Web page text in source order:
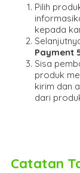
Pilih
kepada
Payment
Sisa
produk
kirim dan
dari
Catatan